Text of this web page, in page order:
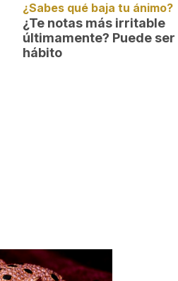
¿Sabes qué baja tu ánimo?
¿Te notas más irritable
últimamente? Puede
hábito